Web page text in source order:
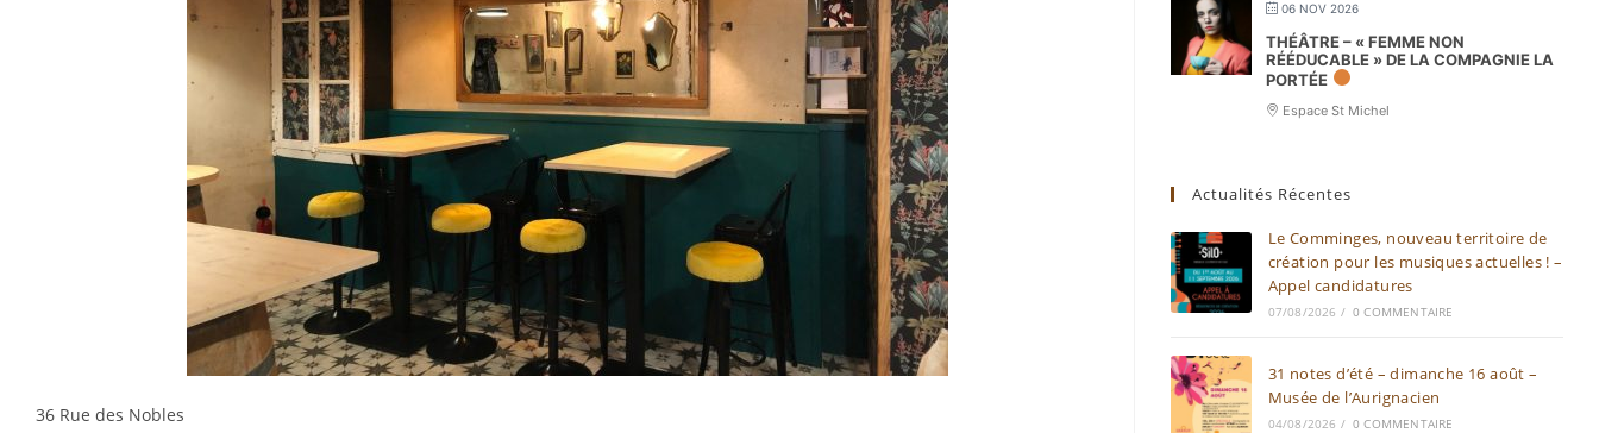
36 Rue des Nobles
06 NOV 2026
THÉÂTRE – « FEMME NON
RÉÉDUCABLE » DE LA COMPAGNIE LA
PORTÉE
Espace St Michel
Actualités Récentes
Le Comminges, nouveau territoire de
création pour les musiques actuelles ! –
Appel candidatures
07/08/2026 / 0 COMMENTAIRE
31 notes d’été – dimanche 16 août –
Musée de l’Aurignacien
04/08/2026 / 0 COMMENTAIRE